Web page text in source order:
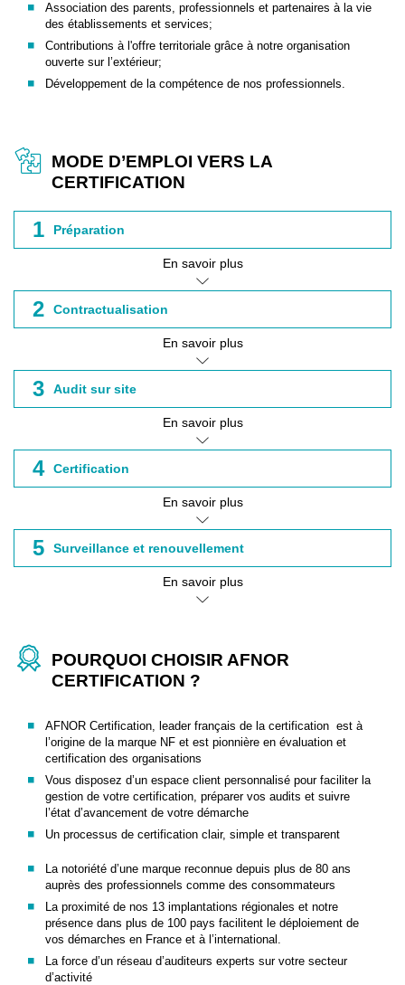
Association des parents, professionnels et partenaires à la vie
des établissements et services;
Contributions à l'offre territoriale grâce à notre organisation
ouverte sur l’extérieur;
Développement de la compétence de nos professionnels.
MODE D’EMPLOI VERS LA
CERTIFICATION
1 Préparation
En savoir plus
2 Contractualisation
En savoir plus
3 Audit sur site
En savoir plus
4 Certification
En savoir plus
5 Surveillance et renouvellement
En savoir plus
POURQUOI CHOISIR AFNOR
CERTIFICATION ?
AFNOR Certification, leader français de la certification est à
l’origine de la marque NF et est pionnière en évaluation et
certification des organisations
Vous disposez d’un espace client personnalisé pour faciliter la
gestion de votre certification, préparer vos audits et suivre
l’état d’avancement de votre démarche
Un processus de certification clair, simple et transparent
La notoriété d’une marque reconnue depuis plus de 80 ans
auprès des professionnels comme des consommateurs
La proximité de nos 13 implantations régionales et notre
présence dans plus de 100 pays facilitent le déploiement de
vos démarches en France et à l’international.
La force d’un réseau d’auditeurs experts sur votre secteur
d’activité